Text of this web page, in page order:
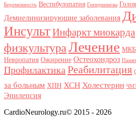
Беременность Вестибулопатия Гиперкинезы
Демиелинизирующие заболевания
ИнсультИнфаркт миокарда
физкультураЛечение МКБ
Невропатия Ожирение Остеохондроз
Профилактика Реабилитация
за больным ХПН ХСН Холестерин
Эпилепсия
CardioNeurology.ru© 2015 - 2026